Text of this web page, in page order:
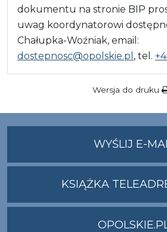
dokumentu na stronie BIP
uwag koordynatorowi
Chałupka-Woźniak, email:
dostepnosc@opolskie.pl , tel.
Wersja do druku
WYŚLIJ E-
KSIĄŻKA